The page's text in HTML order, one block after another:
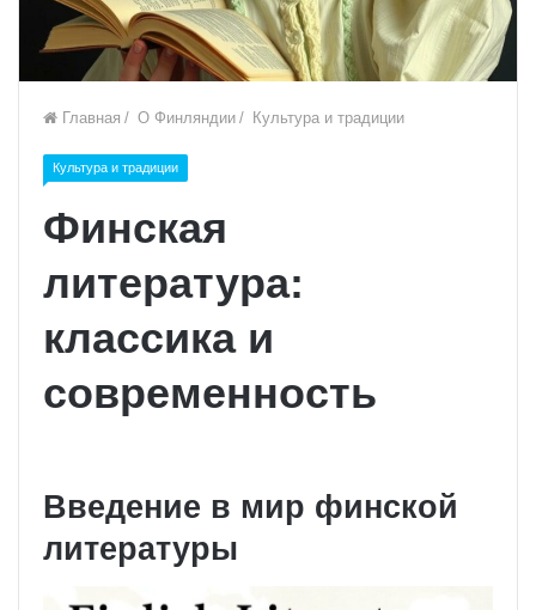
Главная / О Финляндии / Культура и традиции
Культура и традиции
Финская
литература:
классика и
современность
Введение в мир финской
литературы